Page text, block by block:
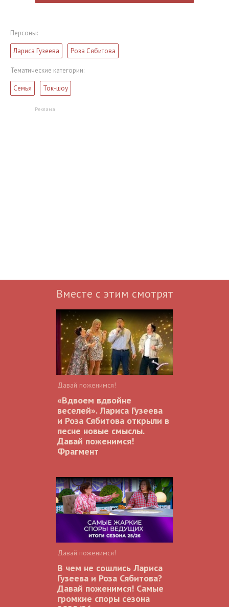
Персоны:
Лариса Гузеева Роза Сябитова
Тематические категории:
Семья Ток-шоу
Вместе с этим смотрят
Давай поженимся!
«Вдвоем вдвойне
веселей». Лариса Гузеева
и Роза Сябитова открыли в
песне новые смыслы.
Давай поженимся!
Фрагмент
Давай поженимся!
В чем не сошлись Лариса
Гузеева и Роза Сябитова?
Давай поженимся! Самые
громкие споры сезона